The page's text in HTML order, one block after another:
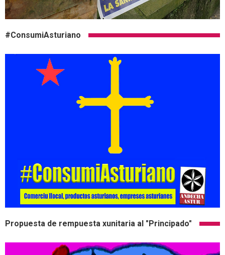
#ConsumiAsturiano
Propuesta de rempuesta xunitaria al "Principado"